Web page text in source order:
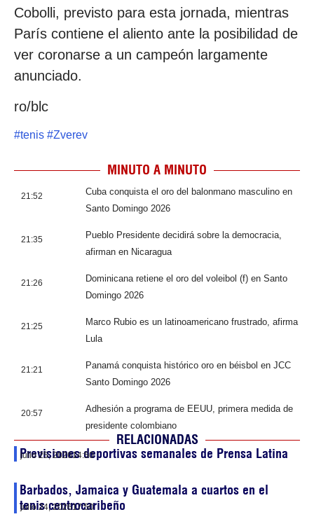
Cobolli, previsto para esta jornada, mientras
París contiene el aliento ante la posibilidad de
ver coronarse a un campeón largamente
anunciado.
ro/blc
#tenis #Zverev
MINUTO A MINUTO
21:52
Cuba conquista el oro del balonmano masculino en
Santo Domingo 2026
21:35
Pueblo Presidente decidirá sobre la democracia,
afirman en Nicaragua
21:26
Dominicana retiene el oro del voleibol (f) en Santo
Domingo 2026
21:25
Marco Rubio es un latinoamericano frustrado, afirma
Lula
21:21
Panamá conquista histórico oro en béisbol en JCC
Santo Domingo 2026
20:57
Adhesión a programa de EEUU, primera medida de
presidente colombiano
RELACIONADAS
Previsiones deportivas semanales de Prensa Latina
julio 25, 202614:50
Barbados, Jamaica y Guatemala a cuartos en el
tenis centrocaribeño
julio 24, 202617:50